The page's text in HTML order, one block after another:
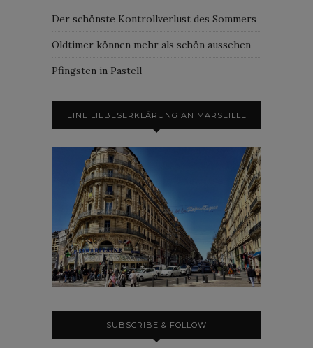
Der schönste Kontrollverlust des Sommers
Oldtimer können mehr als schön aussehen
Pfingsten in Pastell
EINE LIEBESERKLÄRUNG AN MARSEILLE
SUBSCRIBE & FOLLOW